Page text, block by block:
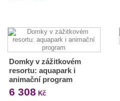
Domky v zážitkovém
resortu: aquapark i
animační program
6 308 Kč